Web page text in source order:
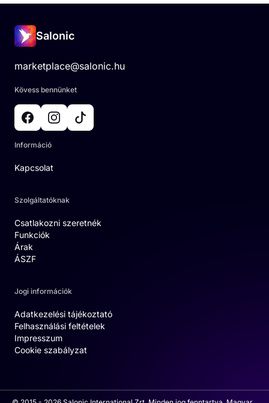
Salonic
marketplace@salonic.hu
Kövess bennünket
Információ
Kapcsolat
Szolgáltatóknak
Csatlakozni szeretnék
Funkciók
Árak
ÁSZF
Jogi információk
Adatkezelési tájékoztató
Felhasználási feltételek
Impresszum
Cookie szabályzat